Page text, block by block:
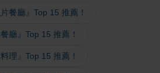
餐廳』Top 15 推薦！
廳』Top 15 推薦！
理』Top 15 推薦！